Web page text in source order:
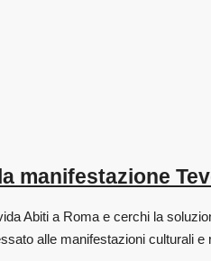
manifestazione
Abiti a Roma e cerchi la
alle manifestazioni culturali